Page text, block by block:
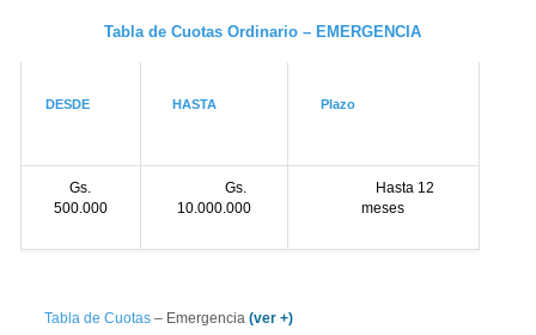
Tabla de Cuotas Ordinario – EMERGENCIA
DESDE HASTA Plazo
Gs.
500.000
Gs.
10.000.000
Hasta 12
meses
Tabla de Cuotas– Emergencia(ver +)